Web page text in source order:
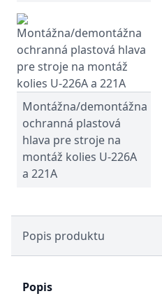
Montážna/demontážna
ochranná plastová
hlava pre stroje na
montáž kolies U-226A
a 221A
Popis produktu
Popis